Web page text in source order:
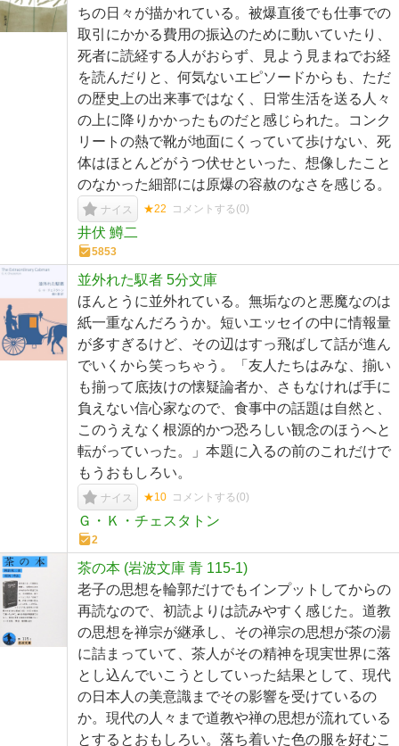
ちの日々が描かれている。被爆直後でも仕事での
取引にかかる費用の振込のために動いていたり、
死者に読経する人がおらず、見よう見まねでお経
を読んだりと、何気ないエピソードからも、ただ
の歴史上の出来事ではなく、日常生活を送る人々
の上に降りかかったものだと感じられた。コンク
リートの熱で靴が地面にくっていて歩けない、死
体はほとんどがうつ伏せといった、想像したこと
のなかった細部には原爆の容赦のなさを感じる。
ナイス ★22 コメントする(0)
井伏 鱒二
5853
並外れた馭者 5分文庫
ほんとうに並外れている。無垢なのと悪魔なのは
紙一重なんだろうか。短いエッセイの中に情報量
が多すぎるけど、その辺はすっ飛ばして話が進ん
でいくから笑っちゃう。「友人たちはみな、揃い
も揃って底抜けの懐疑論者か、さもなければ手に
負えない信心家なので、食事中の話題は自然と、
このうえなく根源的かつ恐ろしい観念のほうへと
転がっていった。」本題に入るの前のこれだけで
もうおもしろい。
ナイス ★10 コメントする(0)
Ｇ・Ｋ・チェスタトン
2
茶の本 (岩波文庫 青 115-1)
老子の思想を輪郭だけでもインプットしてからの
再読なので、初読よりは読みやすく感じた。道教
の思想を禅宗が継承し、その禅宗の思想が茶の湯
に詰まっていて、茶人がその精神を現実世界に落
とし込んでいこうとしていった結果として、現代
の日本人の美意識までその影響を受けているの
か。現代の人々まで道教や禅の思想が流れている
とするとおもしろい。落ち着いた色の服を好むこ